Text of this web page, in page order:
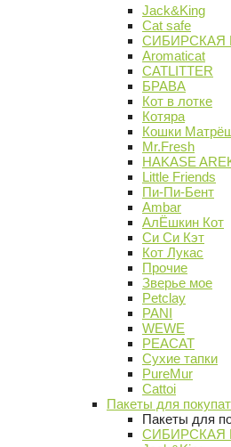
Jack&King
Cat safe
СИБИРСКАЯ
Aromaticat
CATLITTER
БРАВА
Кот в лотке
Котяра
Кошки
Mr.Fresh
HAKASE
Little Friends
Пи-Пи-Бент
Ambar
АлЁшкин Кот
Си Си Кэт
Кот Лукас
Прочие
Зверье мое
Petclay
PANI
WEWE
PEACAT
Сухие тапки
PureMur
Cattoi
Пакеты для
Пакеты для
СИБИРСКАЯ